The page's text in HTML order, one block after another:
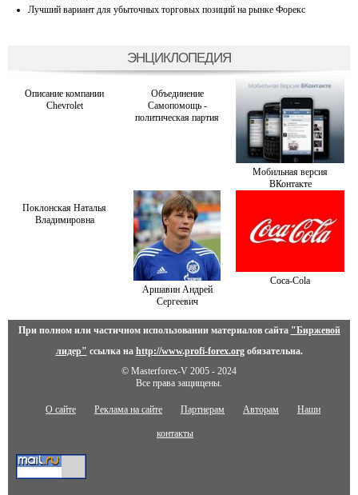
Лучший вариант для убыточных торговых позиций на рынке Форекс
ЭНЦИКЛОПЕДИЯ
Описание компании
Chevrolet
Объединение
Самопомощь -
политическая партия
Мобильная версия
ВКонтакте
Поклонская Наталья
Владимировна
Аршавин Андрей
Сергеевич
Cоca-Cоla
При полном или частичном использовании материалов сайта "Биржевой
лидер" ссылка на http://www.profi-forex.orgобязательна.
© Masterforex-V 2005 - 2024
Все права защищены.
О сайте Реклама на сайте Партнерам Авторам Наши
контакты